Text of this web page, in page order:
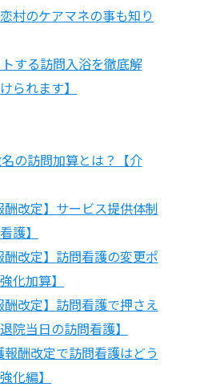
村のケアマネの事も知り
する訪問入浴を徹底解
られます】
名の訪問加算とは？【介
酬改定】サービス提供体制
護】
酬改定】訪問看護の変更ポ
化加算】
酬改定】訪問看護で押さえ
院当日の訪問看護】
報酬改定で訪問看護はどう
化編】